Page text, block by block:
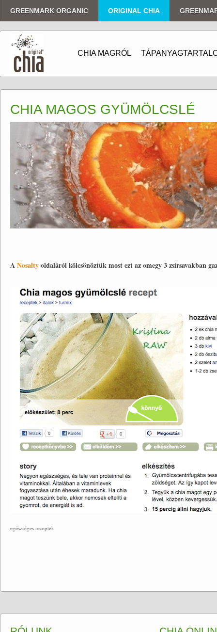
GREENMARK ORGANIC ORIGINAL CHIA
CHIA MAGRÓL
CHIA MAGOS GYÜMÖLCSLÉ
ANosaltyoldaláról kölcsönöztük most ezt az omegy 3 zsírsavakban
egészséges receptek